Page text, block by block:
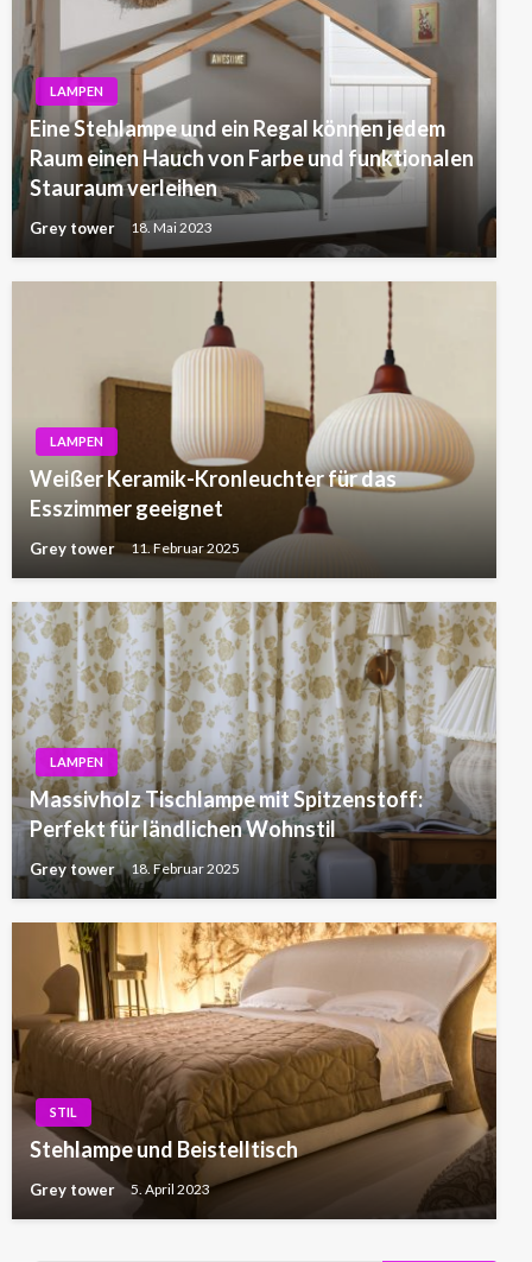
LAMPEN
Eine Stehlampe und ein Regal können jedem
Raum einen Hauch von Farbe und funktionalen
Stauraum verleihen
Grey tower 18. Mai 2023
LAMPEN
Weißer Keramik-Kronleuchter für das
Esszimmer geeignet
Grey tower 11. Februar 2025
LAMPEN
Massivholz Tischlampe mit Spitzenstoff:
Perfekt für ländlichen Wohnstil
Grey tower 18. Februar 2025
STIL
Stehlampe und Beistelltisch
Grey tower 5. April 2023